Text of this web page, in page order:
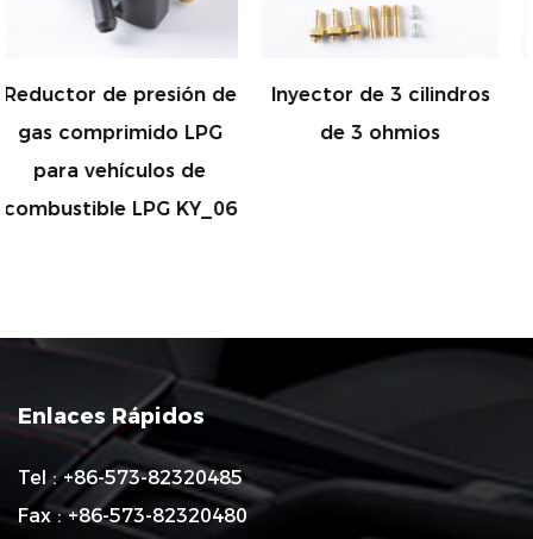
de
LPG
de
KY_06
Inyector de 3 cilindros
de 3 ohmios
Inyector de 4
de 3
Enlaces Rápidos
Tel : +86-573-82320485
Fax : +86-573-82320480